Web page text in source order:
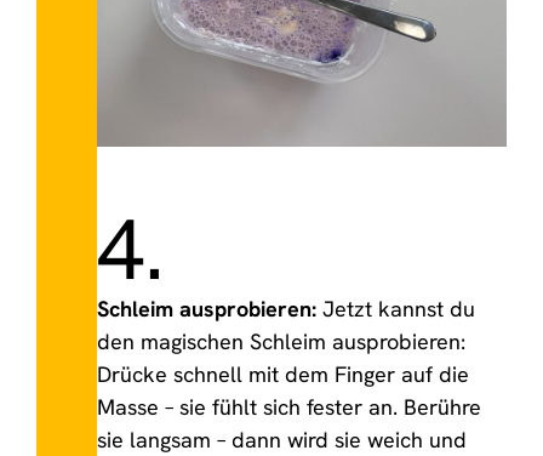
4.
Schleim ausprobieren: Jetzt kannst du
den magischen Schleim ausprobieren:
Drücke schnell mit dem Finger auf die
Masse – sie fühlt sich fester an. Berühre
sie langsam – dann wird sie weich und